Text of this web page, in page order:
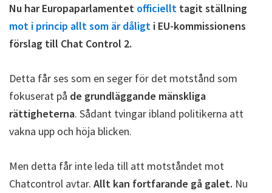
Nu har Europaparlamentet officiellt tagit ställning
mot i princip allt som är dåligt i EU-kommissionens
förslag till Chat Control 2.
Detta får ses som en seger för det motstånd som
fokuserat på de grundläggande mänskliga
rättigheterna. Sådant tvingar ibland politikerna att
vakna upp och höja blicken.
Men detta får inte leda till att motståndet mot
Chatcontrol avtar. Allt kan fortfarande gå galet. Nu